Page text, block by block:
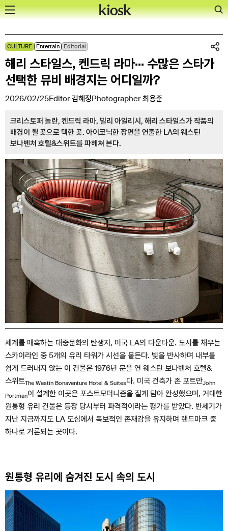
Skip
to
content
CULTURE Entertain Editorial
해리 스타일스, 켄드릭 라마··· 수많은 스타가
선택한 뮤비 배경지는 어디일까?
크리스토퍼 놀란, 켄드릭 라마, 빌리 아일리시, 해리 스타일스가 작품의
배경이 될 곳으로 택한 곳. 아이코닉한 장면을 연출한 LA의 웨스틴
보나벤처 호텔&스위트를 파헤쳐 본다.
2026/02/25Editor김혜정Photographer최용준
세계를 매혹하는 대중문화의 탄생지, 미국 LA의 다운타운. 도시를 채우는
스카이라인 중 5개의 유리 타워가 시선을 붙든다. 빛을 반사하며 내부를
쉽게 드러내지 않는 이 건물은 1976년 문을 연 웨스틴 보나벤처 호텔&
스위트The Westin Bonaventure Hotel & Suites다. 미국 건축가 존 포트만John
Portman이 설계한 이곳은 포스트모더니즘을 짙게 담아 완성했으며, 거대한
원통형 유리 건물은 등장 당시부터 파격적이라는 평가를 받았다. 반세기가
지난 지금까지도 LA 도심에서 독보적인 존재감을 유지하며 랜드마크 중
하나로 거론되는 곳이다.
원통형 유리에 숨겨진 도시 속의 도시